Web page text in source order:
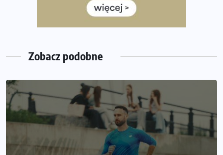
Już w tę sobotę 35. Bieg Powstania Warszawskiego.
Wystartuje rekordowa liczba uczestników
Zobacz podobne